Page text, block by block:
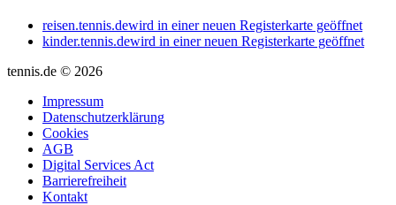
reisen.tennis.dewird in einer neuen Registerkarte geöffnet
kinder.tennis.dewird in einer neuen Registerkarte geöffnet
tennis.de © 2026
Impressum
Datenschutzerklärung
Cookies
AGB
Digital Services Act
Barrierefreiheit
Kontakt